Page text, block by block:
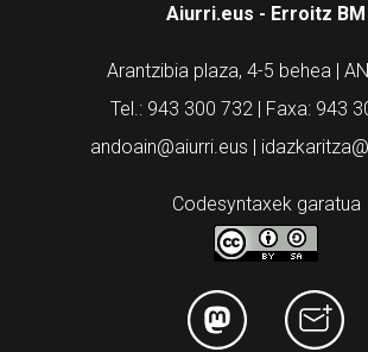
Aiurri.eus - Erroitz BM
Arantzibia plaza, 4-5 behea |
Tel.: 943 300 732 | Faxa: 943
andoain@aiurri.eus |
Codesyntaxek garatua